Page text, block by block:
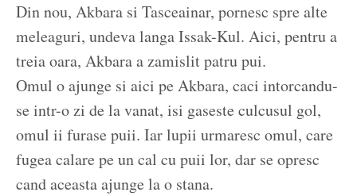
Din nou, Akbara si Tasceainar, pornesc spre alte
meleaguri, undeva langa Issak-Kul. Aici, pentru a
treia oara, Akbara a zamislit patru pui.
Omul o ajunge si aici pe Akbara, caci intorcandu-
se intr-o zi de la vanat, isi gaseste culcusul gol,
omul ii furase puii. Iar lupii urmaresc omul, care
fugea calare pe un cal cu puii lor, dar se opresc
cand aceasta ajunge la o stana.